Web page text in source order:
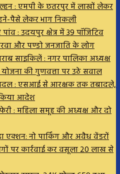
: एमपी के छतरपुर में लाखों लेकर
पैसे लेकर भाग निकली
: उदयपुर क्षेत्र में 39 पॉजिटिव
और पण्डो जनजाति के लोग
साइकिलें : नगर पालिका अध्यक्ष
योजना की गुणवत्ता पर उठे सवाल
: एसआई से आरक्षक तक तबादले,
किया आदेश
: महिला समूह की अध्यक्ष और दो
एक्शन: नो पार्किंग और अवैध वेंडरों
पर कार्रवाई कर वसूला 20 लाख से